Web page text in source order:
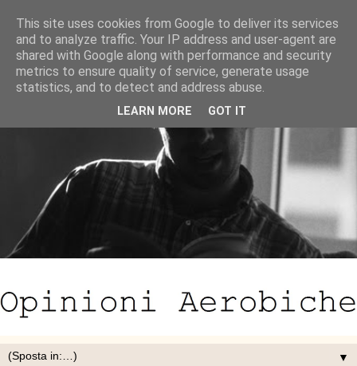
▼
This site uses cookies from Google to deliver its services
and to analyze traffic. Your IP address and user-agent are
shared with Google along with performance and security
metrics to ensure quality of service, generate usage
statistics, and to detect and address abuse.
LEARN MORE GOT IT